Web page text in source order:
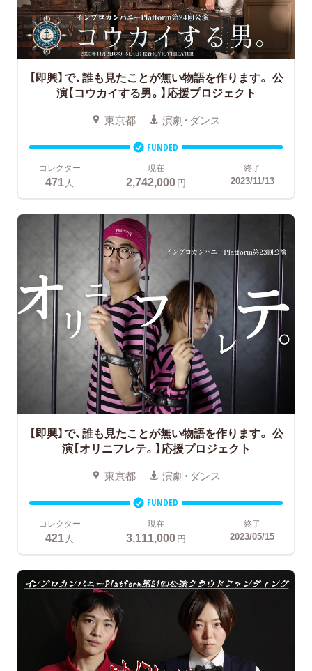
【即興】で、誰も見たことが無い物語を作ります。 公
演【コウカイする男。】応援プロジェクト
東京都 演劇・ダンス
FUNDED
コレクター
471人
現在
2,742,000円
終了
2023/11/13
【即興】で、誰も見たことが無い物語を作ります。 公
演【オリニフレテ。】応援プロジェクト
東京都 演劇・ダンス
FUNDED
コレクター
421 人
現在
3,111,000円
終了
2023/05/15